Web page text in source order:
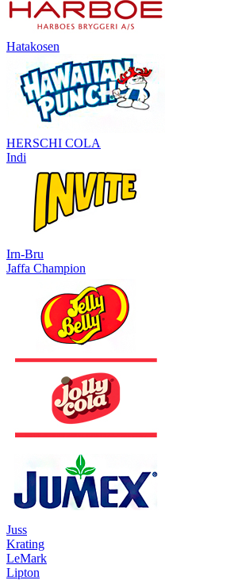
Hatakosen
HERSCHI COLA
Indi
Irn-Bru
Jaffa Champion
Juss
Krating
LeMark
Lipton